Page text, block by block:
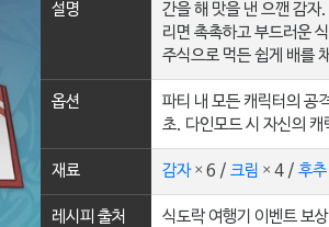
설명
간을 해 맛을 낸 으깬 감자
리면 촉촉하고 부드러운
주식으로 먹든 쉽게 배를
옵션
파티 내 모든 캐릭터의
초. 다인모드 시 자신의
재료 감자× 6 /크림 × 4 /후추
레시피 출처 식도락 여행기 이벤트 보상